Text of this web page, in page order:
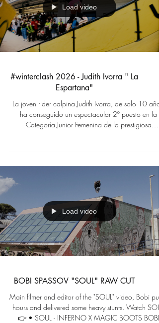
Load video
#winterclash 2026 - Judith Ivorra " La
Espartana"
La joven rider calpina Judith Ivorra, de solo 10
ha conseguido un espectacular 2º puesto en la
Categoría Junior Femenina de la prestigiosa
por su nivel, estilo y seguridad, consolidándose
una de las grandes promesas del patinaje español.
The young rider from Calpe, Judith Ivorra, just 10
old, has achieve
Load video
BOBI SPASSOV "SOUL" RAW CUT
Main filmer and editor of the "SOUL" video, Bobi put
hours and delivered some heavy stunts. Watch
👉 • SOUL - INFERNO X MAGIC BOOTS BOBI